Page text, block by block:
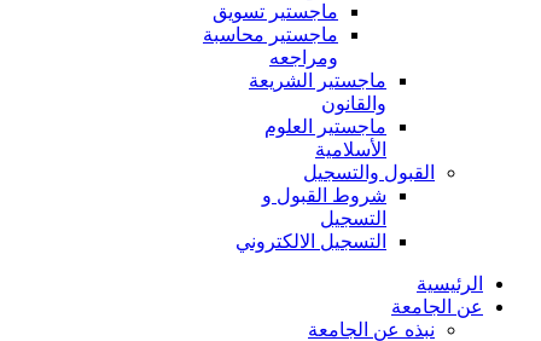
ماجستير تسويق
ماجستير محاسبة
ومراجعه
ماجستير الشريعة
والقانون
ماجستير العلوم
الأسلامية
القبول والتسجيل
شروط القبول و
التسجيل
التسجيل الالكتروني
الرئيسية
عن الجامعة
نبذه عن الجامعة